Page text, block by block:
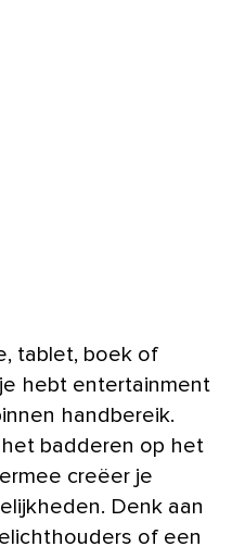
tablet, boek of
hebt entertainment
handbereik.
badderen op het
creëer je
Denk aan
of een